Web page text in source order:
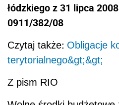
łódzkiego z 31 lipca
0911/382/08
Czytaj także: Obligacje
terytorialnego&gt;&gt;
Z pism RIO